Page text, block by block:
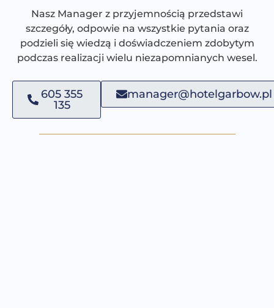
Nasz Manager z przyjemnością przedstawi
szczegóły, odpowie na wszystkie pytania oraz
podzieli się wiedzą i doświadczeniem zdobytym
podczas realizacji wielu niezapomnianych wesel.
605 355
135
manager@hotelgarbow.pl